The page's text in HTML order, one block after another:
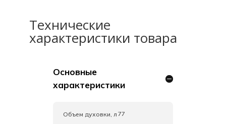
Технические
характеристики товара
Основные
характеристики
Объем духовки, л 77